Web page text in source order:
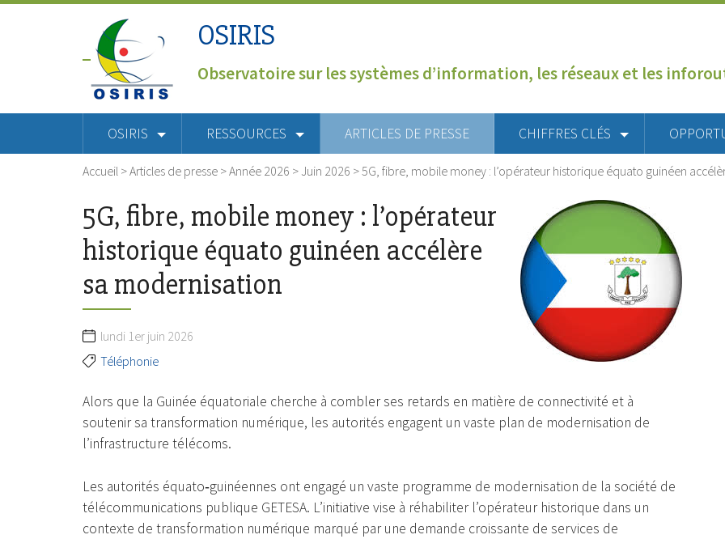
OSIRIS
Observatoire sur les systèmes d’information, les réseaux et les
OSIRIS RESSOURCES ARTICLES DE PRESSE CHIFFRES CLÉS
Accueil >Articles de presse >Année 2026 > Juin 2026 >5G, fibre, mobile money : l’opérateur historique équato guinéen
5G, fibre, mobile money : l’opérateur
historique équato guinéen accélère
sa modernisation
lundi 1er juin 2026
Téléphonie
Alors que la Guinée équatoriale cherche à combler ses retards en matière de connectivité et à
soutenir sa transformation numérique, les autorités engagent un vaste plan de modernisation de
l’infrastructure télécoms.
Les autorités équato‑guinéennes ont engagé un vaste programme de modernisation de la société de
télécommunications publique GETESA. L’initiative vise à réhabiliter l’opérateur historique dans un
contexte de transformation numérique marqué par une demande croissante de services de